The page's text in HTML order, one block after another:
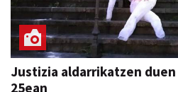
Justizia aldarrikatzen
25ean